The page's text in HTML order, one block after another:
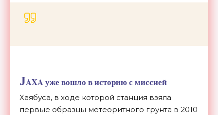
JAXA уже вошло в историю с миссией
Хаябуса, в ходе которой станция взяла
первые образцы метеоритного грунта в 2010